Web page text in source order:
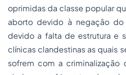
oprimidas da classe popular
aborto devido à negação
devido a falta de estrutura e
clínicas clandestinas as quais
sofrem com a criminalização